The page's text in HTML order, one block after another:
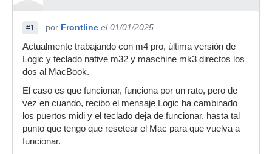
#1 por Frontline el 01/01/2025
Actualmente trabajando con m4 pro, última versión de
Logic y teclado native m32 y maschine mk3 directos los
dos al MacBook.
El caso es que funcionar, funciona por un rato, pero de
vez en cuando, recibo el mensaje Logic ha cambinado
los puertos midi y el teclado deja de funcionar, hasta tal
punto que tengo que resetear el Mac para que vuelva a
funcionar.